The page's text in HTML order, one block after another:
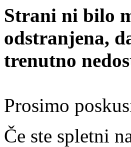
Strani ni bilo
odstranjena,
trenutno
Prosimo
Če ste spletni